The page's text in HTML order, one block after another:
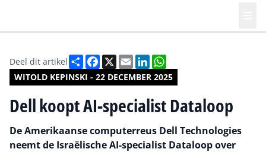
WITOLD KEPINSKI - 22 DECEMBER 2025
Deel dit artikel DeelFacebook
X EmailLinkedIn
Dell koopt AI-specialist Dataloop
De Amerikaanse computerreus Dell Technologies
neemt de Israëlische AI-specialist Dataloop over